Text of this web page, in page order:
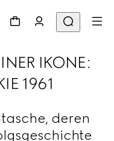
IKONE:
1961
deren